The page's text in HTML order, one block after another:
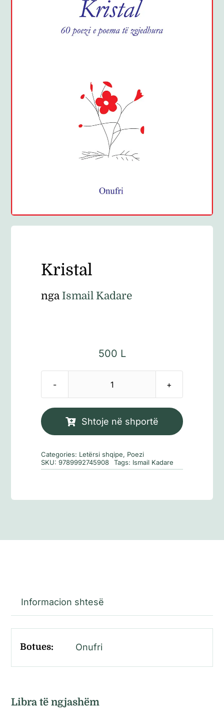
Anglisht
Evente
Blog
Kristal
nga Ismail Kadare
500 L
Sasi
Shtoje në shportë
Categories: Letërsi shqipe, Poezi
SKU:9789992745908 Tags: Ismail Kadare
Informacion shtesë
Botues: Onufri
Libra të ngjashëm